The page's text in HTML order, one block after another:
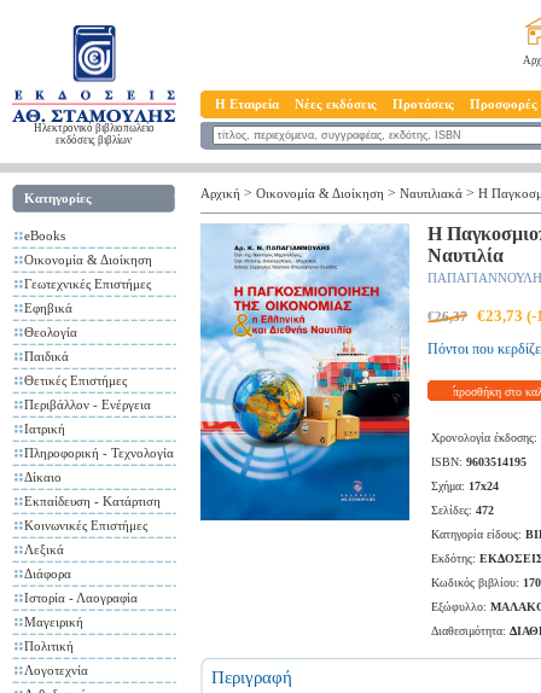
Ηλεκτρονικό βιβλιοπωλείο
εκδόσεις βιβλίων
Η Εταιρεία Νέες εκδόσεις Προτάσεις Προσφορές
Κατηγορίες
eBooks
Οικονομία & Διοίκηση
Γεωτεχνικές Επιστήμες
Εφηβικά
Θεολογία
Παιδικά
Θετικές Επιστήμες
Περιβάλλον - Ενέργεια
Ιατρική
Πληροφορική - Τεχνολογία
Δίκαιο
Εκπαίδευση - Κατάρτιση
Κοινωνικές Επιστήμες
Λεξικά
Διάφορα
Ιστορία - Λαογραφία
Μαγειρική
Πολιτική
Λογοτεχνία
Αρχική > Οικονομία & Διοίκηση > Ναυτιλιακά > Η
Η
Ναυτιλία
€26,37 €23,73
Πόντοι που
προσθήκη στο
Χρονολογία έκδοσης:
ISBN: 9603514195
Σχήμα: 17x24
Σελίδες: 472
Κατηγορία είδους:
Εκδότης:
Κωδικός βιβλίου:
Εξώφυλλο:
Διαθεσιμότητα:
Περιγραφή